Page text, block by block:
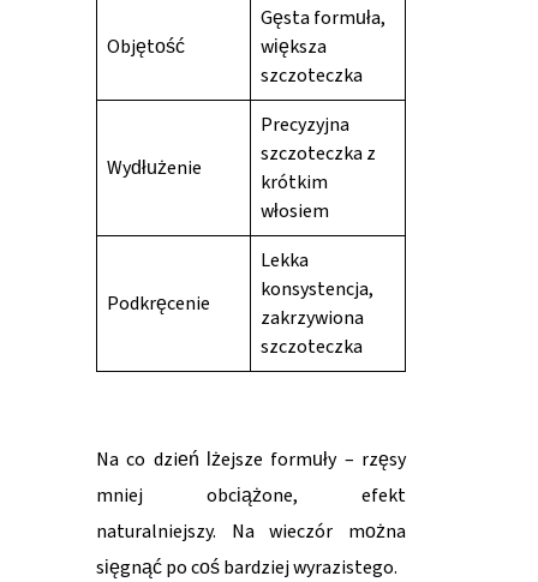
Objętość
Gęsta formuła,
większa
szczoteczka
Wydłużenie
Precyzyjna
szczoteczka z
krótkim
włosiem
Podkręcenie
Lekka
konsystencja,
zakrzywiona
szczoteczka
Na co dzień lżejsze formuły – rzęsy
mniej obciążone, efekt
naturalniejszy. Na wieczór można
sięgnąć po coś bardziej wyrazistego.